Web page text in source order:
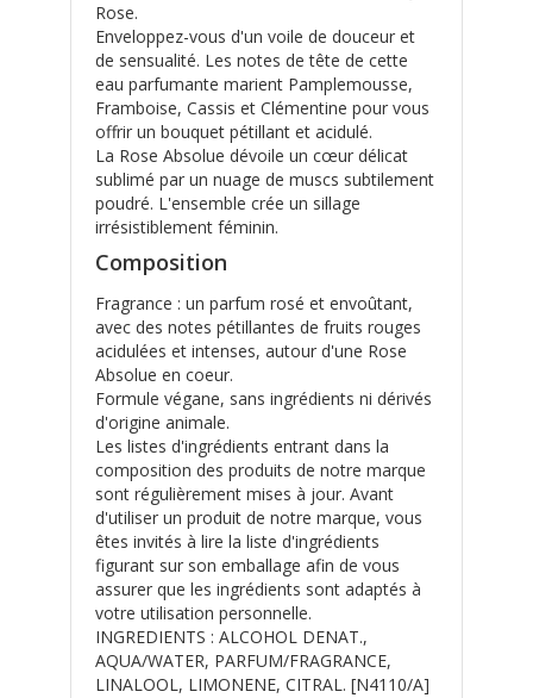
Rose.
Enveloppez-vous d'un voile de douceur et
de sensualité. Les notes de tête de cette
eau parfumante marient Pamplemousse,
Framboise, Cassis et Clémentine pour vous
offrir un bouquet pétillant et acidulé.
La Rose Absolue dévoile un cœur délicat
sublimé par un nuage de muscs subtilement
poudré. L'ensemble crée un sillage
irrésistiblement féminin.
Composition
Fragrance : un parfum rosé et envoûtant,
avec des notes pétillantes de fruits rouges
acidulées et intenses, autour d'une Rose
Absolue en coeur.
Formule végane, sans ingrédients ni dérivés
d'origine animale.
Les listes d'ingrédients entrant dans la
composition des produits de notre marque
sont régulièrement mises à jour. Avant
d'utiliser un produit de notre marque, vous
êtes invités à lire la liste d'ingrédients
figurant sur son emballage afin de vous
assurer que les ingrédients sont adaptés à
votre utilisation personnelle.
INGREDIENTS : ALCOHOL DENAT.,
AQUA/WATER, PARFUM/FRAGRANCE,
LINALOOL, LIMONENE, CITRAL. [N4110/A]